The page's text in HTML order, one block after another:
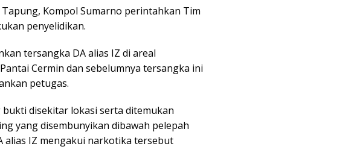
Kompol Sumarno perintahkan Tim
penyelidikan.
tersangka DA alias IZ di areal
Cermin dan sebelumnya tersangka ini
petugas.
disekitar lokasi serta ditemukan
yang disembunyikan dibawah pelepah
alias IZ mengakui narkotika tersebut